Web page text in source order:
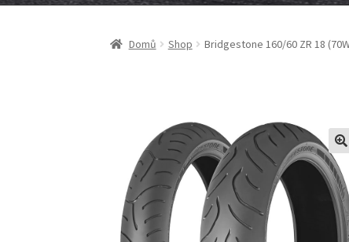
Domů Shop Bridgestone 160/60 ZR 18